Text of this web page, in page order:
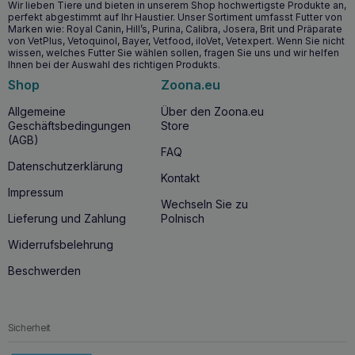
Wildfutter für Hunde kleiner Rassen S 1kg –
Wann ist es zu verwenden?
Wildfutter assenS 1kg kann
Rassen von klein auf gefüttert werden, insbesondere an
solche, die Anzeichen von Futtermittelunverträglichkeiten
zeigen oder zu Übergewicht neigen.
Wildhundefutter für kleine Rassen S 1kg –
Informationen des Herstellers:
Hypoallergene Rezeptur auf der Basis von getrocknetem
Wildfleisch und leicht verdaulichem Reis. Eine Mahlzeit,
angereichert mit einer einzigartigen Zusammensetzung von
Kräutern und Nahrungsergänzungsmitteln mit enormen
wählerische Hunde kleiner und kleinster Rassen mit
Sättigungsgefühl, geeignet für Haustiere, die zu
Wir lieben Tiere und bieten in unserem Shop hochwertigste Produkte an,
perfekt abgestimmt auf Ihr Haustier. Unser Sortiment umfasst Futter von
Marken wie: Royal Canin, Hill’s, Purina, Calibra, Josera, Brit und Präparate
von VetPlus, Vetoquinol, Bayer, Vetfood, iloVet, Vetexpert. Wenn Sie nicht
wissen, welches Futter Sie wählen sollen, fragen Sie uns und wir helfen
Ihnen bei der Auswahl des richtigen Produkts.
Shop
Allgemeine
Geschäftsbedingungen
(AGB)
Datenschutzerklärung
Impressum
Lieferung und Zahlung
Widerrufsbelehrung
Beschwerden
Zoona.eu
Über den Zoona.eu
Store
FAQ
Kontakt
Wechseln Sie zu
Polnisch
Sicherheit